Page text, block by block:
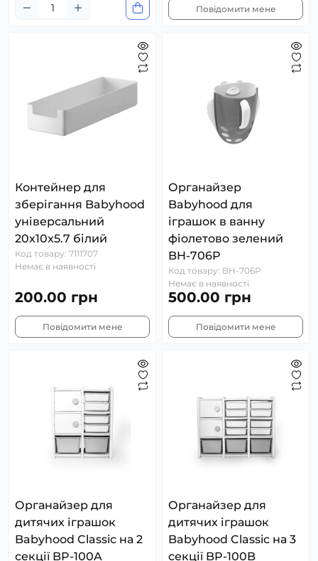
Повідомити мене
Контейнер для
зберігання Babyhood
універсальний
20x10x5.7 білий
Код товару: 7111707
Немає в наявності
200.00 грн
Повідомити мене
Органайзер
Babyhood для
іграшок в ванну
фіолетово зелений
BH-706P
Код товару: BH-706P
Немає в наявності
500.00 грн
Повідомити мене
Органайзер для
дитячих іграшок
Babyhood Classic на 2
секції BP-100A
Органайзер для
дитячих іграшок
Babyhood Classic на 3
секції BP-100B